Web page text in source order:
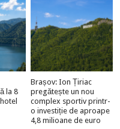
la 8
Brașov: Ion Țiriac
pregătește un nou
complex sportiv printr-
o investiție de aproape
4,8 milioane de euro